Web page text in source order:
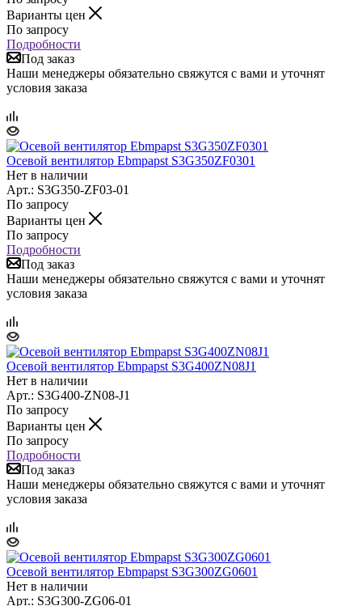
Варианты цен
По запросу
Подробности
Под заказ
Наши менеджеры обязательно свяжутся с вами и уточнят
условия заказа
Осевой вентилятор Ebmpapst S3G350ZF0301
Нет в наличии
Арт.: S3G350-ZF03-01
По запросу
Варианты цен
По запросу
Подробности
Под заказ
Наши менеджеры обязательно свяжутся с вами и уточнят
условия заказа
Осевой вентилятор Ebmpapst S3G400ZN08J1
Нет в наличии
Арт.: S3G400-ZN08-J1
По запросу
Варианты цен
По запросу
Подробности
Под заказ
Наши менеджеры обязательно свяжутся с вами и уточнят
условия заказа
Осевой вентилятор Ebmpapst S3G300ZG0601
Нет в наличии
Арт.: S3G300-ZG06-01